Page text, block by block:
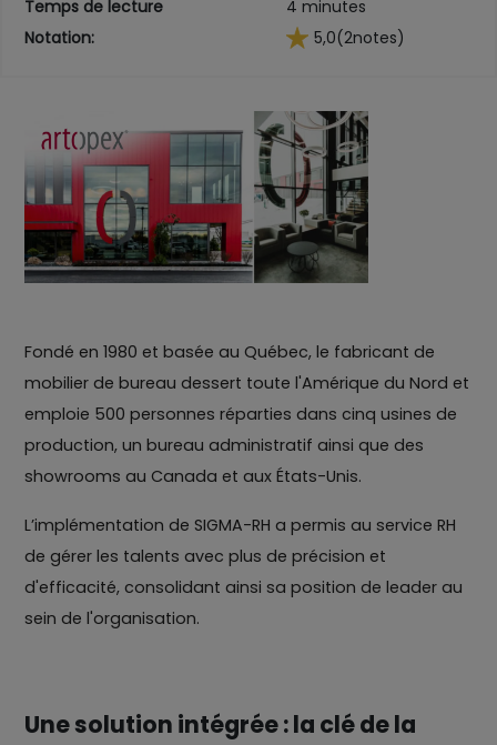
Temps de lecture
Notation:
4 minutes
5,0(2notes)
Fondé en 1980 et basée au Québec, le fabricant de
mobilier de bureau dessert toute l'Amérique du Nord et
emploie 500 personnes réparties dans cinq usines de
production, un bureau administratif ainsi que des
showrooms au Canada et aux États-Unis.
L’implémentation de SIGMA-RH a permis au service RH
de gérer les talents avec plus de précision et
d'efficacité, consolidant ainsi sa position de leader au
sein de l'organisation.
Une solution intégrée : la clé de la